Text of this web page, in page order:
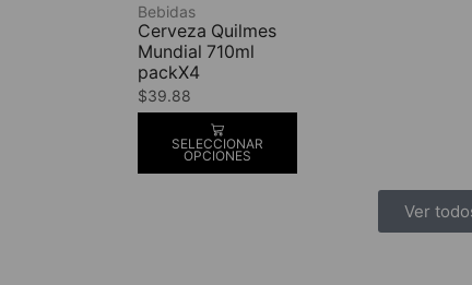
Bebidas
Cerveza Quilmes
Mundial 710ml
packX4
$39.88
SELECCIONAR
OPCIONES
Ver